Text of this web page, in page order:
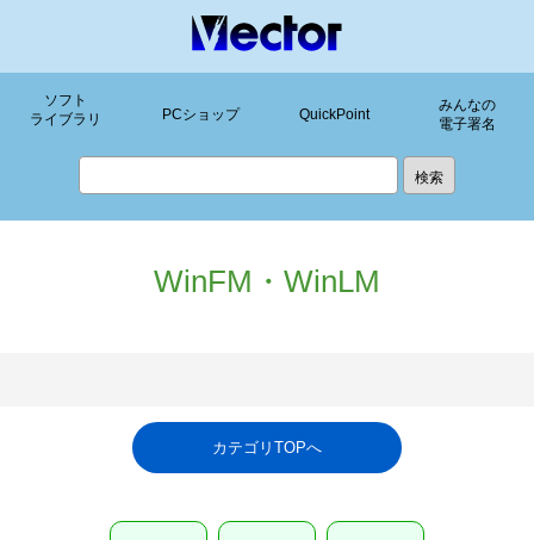
ソフト
ライブラリ
PCショップ QuickPoint
みんなの
電子署名
WinFM・WinLM
カテゴリTOPへ